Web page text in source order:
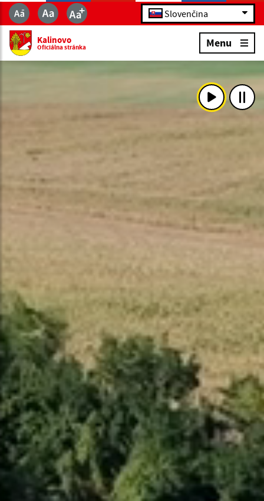
Slovenčina
Kalinovo
Oficiálna stránka Menu